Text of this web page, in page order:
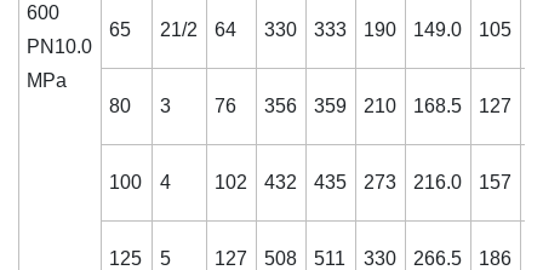
600
PN10.0
MPa
65 21/2 64 330 333 190 149.0 105
80 3 76 356 359 210 168.5 127
100 4 102 432 435 273 216.0 157
125 5 127 508 511 330 266.5 186